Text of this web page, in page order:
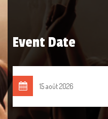
Event Date
15 août 2026